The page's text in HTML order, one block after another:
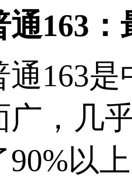
：
是中
广，几
90%以